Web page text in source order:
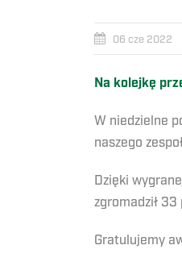
06 cze 2022
Na kolejkę
W niedzielne
naszego
Dzięki
zgromadził
Gratulujemy